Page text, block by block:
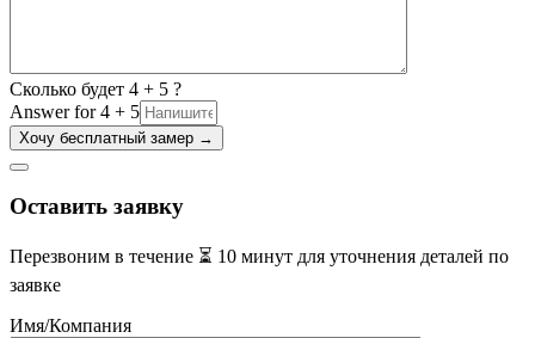
Сколько будет 4 + 5 ?
Answer for 4 + 5
Оставить заявку
Перезвоним в течение ⏳ 10 минут для уточнения деталей по
заявке
Имя/Компания